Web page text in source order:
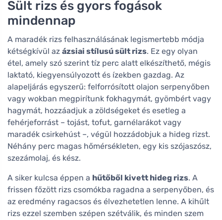
Sült rizs és gyors fogások
mindennap
A maradék rizs felhasználásának legismertebb módja
kétségkívül az ázsiai stílusú sült rizs. Ez egy olyan
étel, amely szó szerint tíz perc alatt elkészíthető, mégis
laktató, kiegyensúlyozott és ízekben gazdag. Az
alapeljárás egyszerű: felforrósított olajon serpenyőben
vagy wokban megpirítunk fokhagymát, gyömbért vagy
hagymát, hozzáadjuk a zöldségeket és esetleg a
fehérjeforrást – tojást, tofut, garnélarákot vagy
maradék csirkehúst –, végül hozzádobjuk a hideg rizst.
Néhány perc magas hőmérsékleten, egy kis szójaszósz,
szezámolaj, és kész.
A siker kulcsa éppen a hűtőből kivett hideg rizs. A
frissen főzött rizs csomókba ragadna a serpenyőben, és
az eredmény ragacsos és élvezhetetlen lenne. A kihűlt
rizs ezzel szemben szépen szétválik, és minden szem